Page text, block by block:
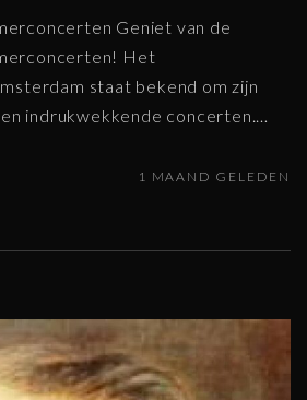
Geniet van de
Het
staat bekend om zijn
indrukwekkende concerten.…
1 MAAND GELEDEN